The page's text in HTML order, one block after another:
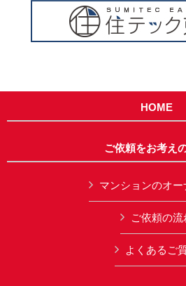
HOME
ご依頼をお考え
マンションのオー
ご依頼の流
よくあるご